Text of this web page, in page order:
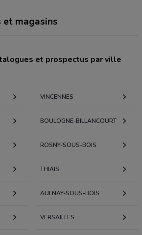
et magasins
et prospectus par ville
VINCENNES
BOULOGNE-BILLANCOURT
ROSNY-SOUS-BOIS
THIAIS
AULNAY-SOUS-BOIS
VERSAILLES